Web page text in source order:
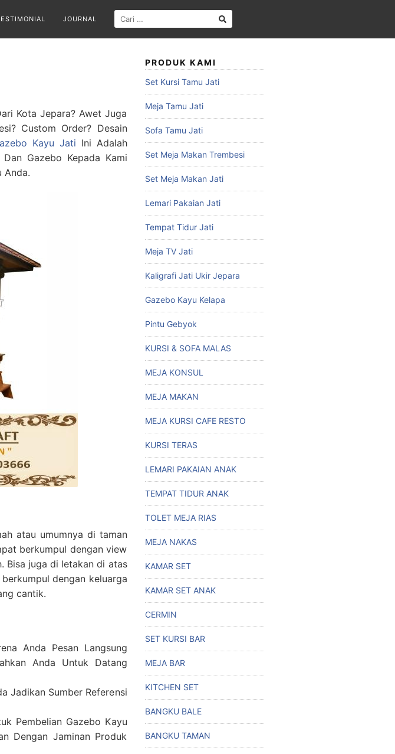
JOURNAL
Kota Jepara? Awet Juga
Custom Order? Desain
Kayu Jati Ini Adalah
Gazebo Kepada Kami
Anda.
atau umumnya di taman
berkumpul dengan view
Bisa juga di letakan di atas
dengan keluarga
cantik.
Anda Pesan Langsung
Anda Untuk Datang
Jadikan Sumber Referensi
Pembelian Gazebo Kayu
Dengan Jaminan Produk
PRODUK KAMI
Set Kursi Tamu Jati
Meja Tamu Jati
Sofa Tamu Jati
Set Meja Makan Trembesi
Set Meja Makan Jati
Lemari Pakaian Jati
Tempat Tidur Jati
Meja TV Jati
Kaligrafi Jati Ukir Jepara
Gazebo Kayu Kelapa
Pintu Gebyok
KURSI & SOFA MALAS
MEJA KONSUL
MEJA MAKAN
MEJA KURSI CAFE RESTO
KURSI TERAS
LEMARI PAKAIAN ANAK
TEMPAT TIDUR ANAK
TOLET MEJA RIAS
MEJA NAKAS
KAMAR SET
KAMAR SET ANAK
CERMIN
SET KURSI BAR
MEJA BAR
KITCHEN SET
BANGKU BALE
BANGKU TAMAN